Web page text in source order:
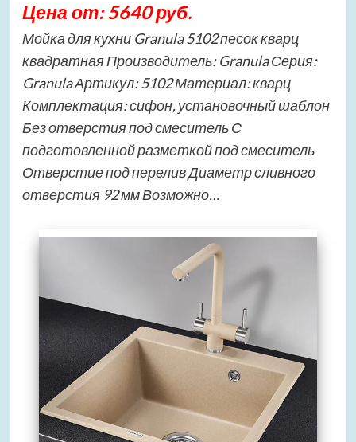
Цена от: 5640 руб.
Мойка для кухни Granula 5102 песок кварц
квадратная Производитель: Granula Серия:
Granula Артикул: 5102 Материал: кварц
Комплектация: сифон, установочный шаблон
Без отверстия под смеситель С
подготовленной разметкой под смеситель
Отверстие под перелив Диаметр сливного
отверстия 92 мм Возможно…